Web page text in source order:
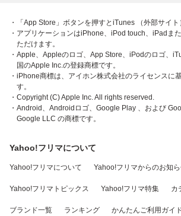
・「App Store」ボタンを押すとiTunes （外部サイト
・アプリケーションはiPhone、iPod touch、iPadま
ただけます。
・Apple、Appleのロゴ、App Store、iPodのロゴ、
国のApple Inc.の登録商標です。
・iPhone商標は、アイホン株式会社のライセンスに
す。
・Copyright (C) Apple Inc. All rights reserved.
・Android、Androidロゴ、Google Play 、および
Google LLC の商標です。
Yahoo!フリマについて
Yahoo!フリマについて Yahoo!フリマからのお知
Yahoo!フリマトピックス Yahoo!フリマ特集 カ
ブランド一覧 ランキング かんたんご利用ガイ